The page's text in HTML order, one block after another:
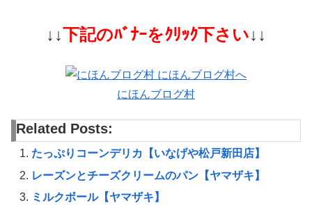
↓↓下記のﾊﾞﾅｰをｸﾘｯｸ下さい↓↓
にほんブログ村
Related Posts:
たっぷりコーンデリカ【いなげや松戸新田店】
レーズンとチーズクリームのパン【ヤマザキ】
ミルクボール【ヤマザキ】